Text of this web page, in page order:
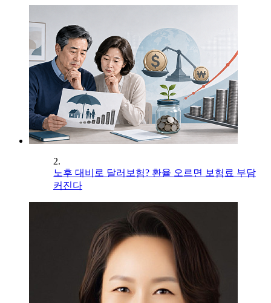
2.
노후 대비로 달러보험? 환율 오르면 보험료 부담
커진다